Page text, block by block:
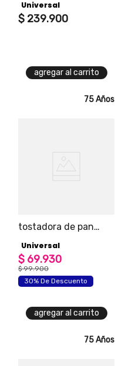
Universal
$ 239.900
agregar al carrito
75 Años
tostadora de pan
con 2 ranuras
Universal
$ 69.930
$ 99.900
30% De Descuento
agregar al carrito
75 Años